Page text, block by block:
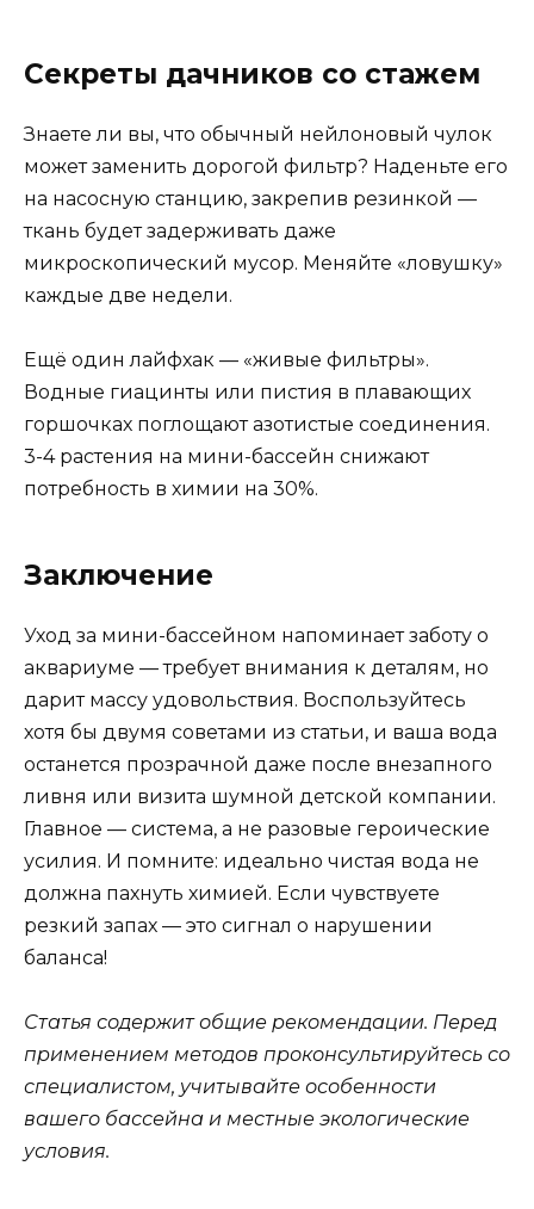
Секреты дачников со стажем
Знаете ли вы, что обычный нейлоновый чулок
может заменить дорогой фильтр? Наденьте его
на насосную станцию, закрепив резинкой —
ткань будет задерживать даже
микроскопический мусор. Меняйте «ловушку»
каждые две недели.
Ещё один лайфхак — «живые фильтры».
Водные гиацинты или пистия в плавающих
горшочках поглощают азотистые соединения.
3-4 растения на мини-бассейн снижают
потребность в химии на 30%.
Заключение
Уход за мини-бассейном напоминает заботу о
аквариуме — требует внимания к деталям, но
дарит массу удовольствия. Воспользуйтесь
хотя бы двумя советами из статьи, и ваша вода
останется прозрачной даже после внезапного
ливня или визита шумной детской компании.
Главное — система, а не разовые героические
усилия. И помните: идеально чистая вода не
должна пахнуть химией. Если чувствуете
резкий запах — это сигнал о нарушении
баланса!
Статья содержит общие рекомендации. Перед
применением методов проконсультируйтесь со
специалистом, учитывайте особенности
вашего бассейна и местные экологические
условия.